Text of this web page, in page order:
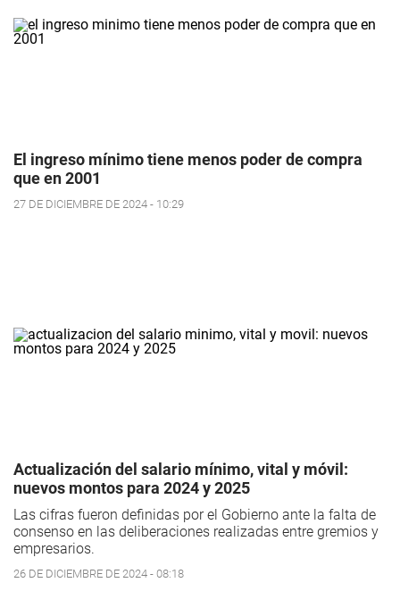
El ingreso mínimo tiene menos poder de compra
que en 2001
27 DE DICIEMBRE DE 2024 - 10:29
Actualización del salario mínimo, vital y móvil:
nuevos montos para 2024 y 2025
Las cifras fueron definidas por el Gobierno ante la falta de
consenso en las deliberaciones realizadas entre gremios y
empresarios.
26 DE DICIEMBRE DE 2024 - 08:18